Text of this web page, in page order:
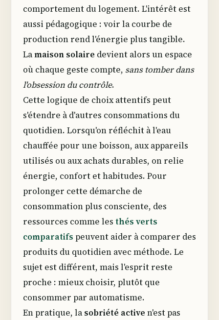
comportement du logement. L'intérêt est
aussi pédagogique : voir la courbe de
production rend l'énergie plus tangible.
Lamaison solaire devient alors un espace
où chaque geste compte, sans tomber dans
l'obsession du contrôle.
Cette logique de choix attentifs peut
s'étendre à d'autres consommations du
quotidien. Lorsqu'on réfléchit à l'eau
chauffée pour une boisson, aux appareils
utilisés ou aux achats durables, on relie
énergie, confort et habitudes. Pour
prolonger cette démarche de
consommation plus consciente, des
ressources comme les thés verts
comparatifs peuvent aider à comparer des
produits du quotidien avec méthode. Le
sujet est différent, mais l'esprit reste
proche : mieux choisir, plutôt que
consommer par automatisme.
En pratique, lasobriété active n'est pas